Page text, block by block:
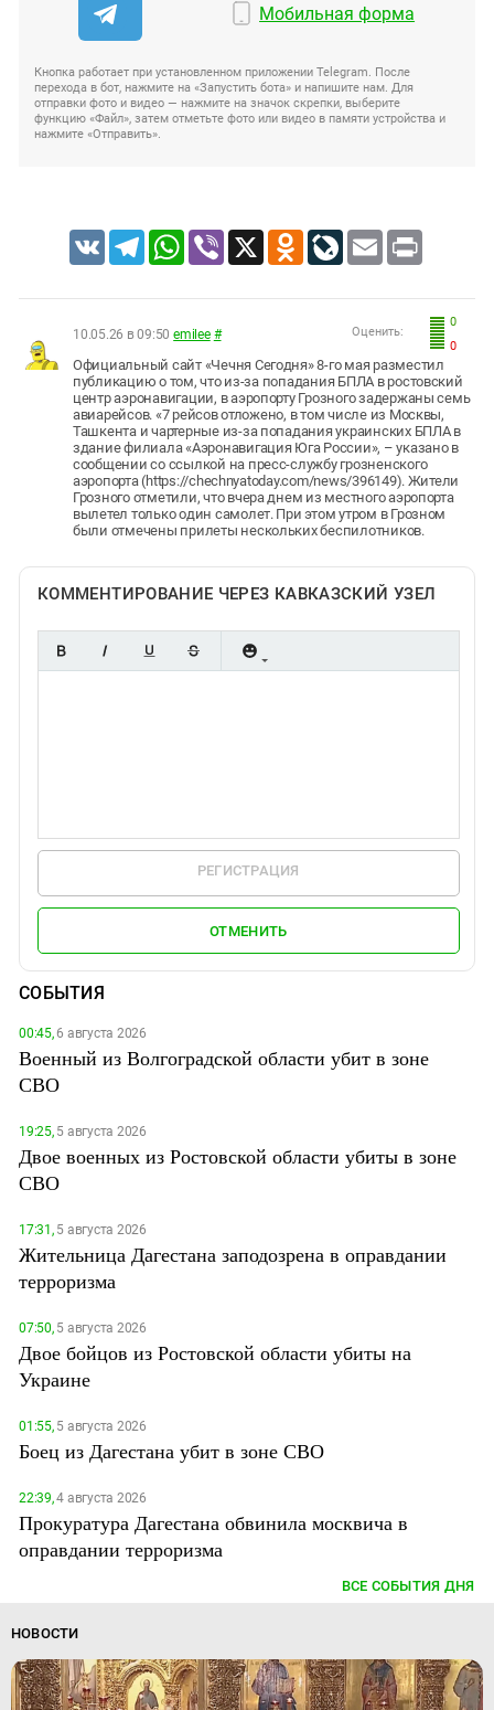
Мобильная форма
Кнопка работает при установленном приложении Telegram. После
перехода в бот, нажмите на «Запустить бота» и напишите нам. Для
отправки фото и видео — нажмите на значок скрепки, выберите
функцию «Файл», затем отметьте фото или видео в памяти устройства и
нажмите «Отправить».
VK TelegramWhatsApp
Viber X Odnoklassniki
LiveJournal
Email Print
0
0
Оценить:
10.05.26 в 09:50 emilee #
Официальный сайт «Чечня Сегодня» 8-го мая разместил
публикацию о том, что из-за попадания БПЛА в ростовский
центр аэронавигации, в аэропорту Грозного задержаны семь
авиарейсов. «7 рейсов отложено, в том числе из Москвы,
Ташкента и чартерные из-за попадания украинских БПЛА в
здание филиала «Аэронавигация Юга России», – указано в
сообщении со ссылкой на пресс-службу грозненского
аэропорта (https://chechnyatoday.com/news/396149). Жители
Грозного отметили, что вчера днем из местного аэропорта
вылетел только один самолет. При этом утром в Грозном
были отмечены прилеты нескольких беспилотников.
КОММЕНТИРОВАНИЕ ЧЕРЕЗ КАВКАЗСКИЙ УЗЕЛ
РЕГИСТРАЦИЯ
ОТМЕНИТЬ
СОБЫТИЯ
00:45,6 августа 2026
Военный из Волгоградской области убит в зоне
СВО
19:25,5 августа 2026
Двое военных из Ростовской области убиты в зоне
СВО
17:31,5 августа 2026
Жительница Дагестана заподозрена в оправдании
терроризма
07:50,5 августа 2026
Двое бойцов из Ростовской области убиты на
Украине
01:55,5 августа 2026
Боец из Дагестана убит в зоне СВО
22:39,4 августа 2026
Прокуратура Дагестана обвинила москвича в
оправдании терроризма
ВСЕ СОБЫТИЯ ДНЯ
НОВОСТИ